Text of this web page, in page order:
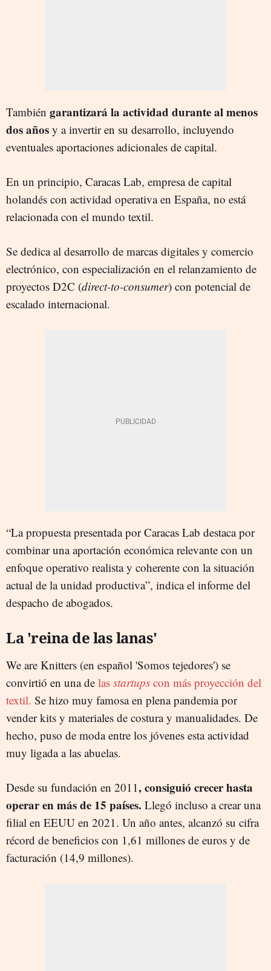
También garantizará la actividad durante al menos
dos años y a invertir en su desarrollo, incluyendo
eventuales aportaciones adicionales de capital.
En un principio, Caracas Lab, empresa de capital
holandés con actividad operativa en España, no está
relacionada con el mundo textil.
Se dedica al desarrollo de marcas digitales y comercio
electrónico, con especialización en el relanzamiento de
proyectos D2C (direct-to-consumer) con potencial de
escalado internacional.
“La propuesta presentada por Caracas Lab destaca por
combinar una aportación económica relevante con un
enfoque operativo realista y coherente con la situación
actual de la unidad productiva”, indica el informe del
despacho de abogados.
La 'reina de las lanas'
We are Knitters (en español 'Somos tejedores') se
convirtió en una de las startups con más proyección del
textil. Se hizo muy famosa en plena pandemia por
vender kits y materiales de costura y manualidades. De
hecho, puso de moda entre los jóvenes esta actividad
muy ligada a las abuelas.
Desde su fundación en 2011, consiguió crecer hasta
operar en más de 15 países. Llegó incluso a crear una
filial en EEUU en 2021. Un año antes, alcanzó su cifra
récord de beneficios con 1,61 millones de euros y de
facturación (14,9 millones).